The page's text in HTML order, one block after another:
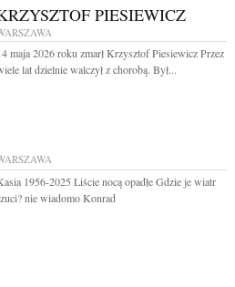
PIESIEWICZ
maja 2026 roku zmarł Krzysztof Piesiewicz Przez
lat dzielnie walczył z chorobą. Był...
1956-2025 Liście nocą opadłe Gdzie je wiatr
nie wiadomo Konrad